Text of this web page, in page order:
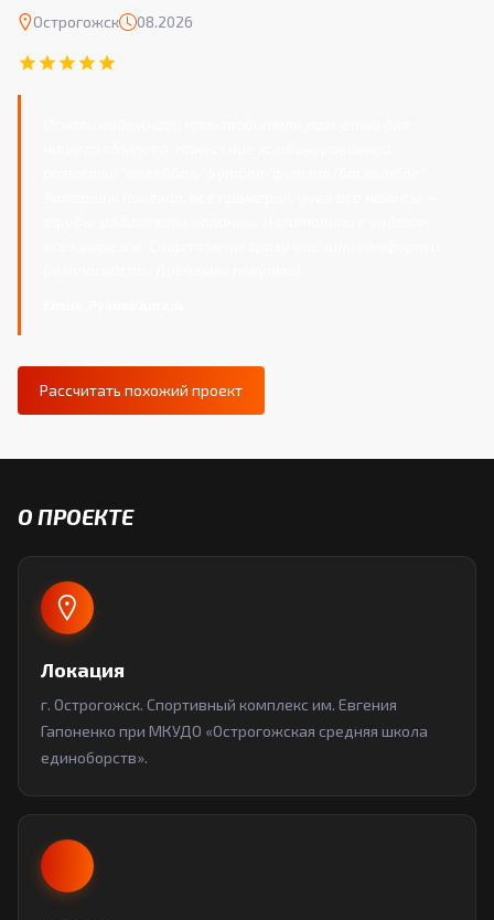
Острогожск 08.2026
Рассчитать похожий проект
О ПРОЕКТЕ
Локация
г. Острогожск. Спортивный комплекс им. Евгения
Гапоненко при МКУДО «Острогожская средняя школа
единоборств».